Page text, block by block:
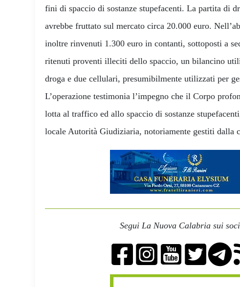
fini di spaccio di sostanze stupefacenti. La partita di
avrebbe fruttato sul mercato circa 20.000 euro.
inoltre rinvenuti 1.300 euro in contanti, sottoposti a
ritenuti proventi illeciti dello spaccio, un bilancino
droga e due cellulari, presumibilmente utilizzati per
L’operazione testimonia l’impegno che il Corpo
lotta al traffico ed allo spaccio di sostanze
locale Autorità Giudiziaria, notoriamente gestiti dalla
Segui La Nuova Calabria sui